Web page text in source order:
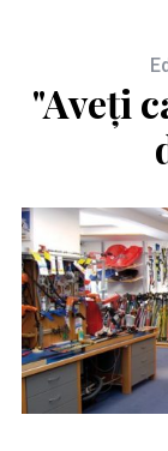
"Aveți